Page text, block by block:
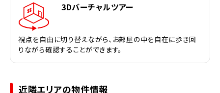
3Dバーチャルツアー
視点を自由に切り替えながら、お部屋の中を自在に歩き回
りながら確認することができます。
近隣エリアの物件情報